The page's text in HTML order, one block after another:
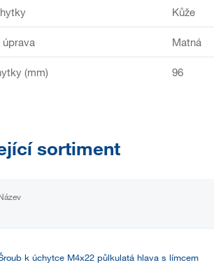
Kůže
Matná
(mm) 96
sortiment
k úchytce M4x22 půlkulatá hlava s límcem